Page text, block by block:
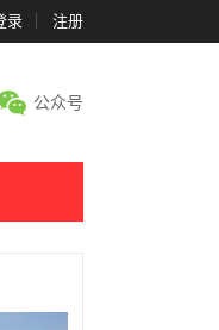
录 注册
公众号